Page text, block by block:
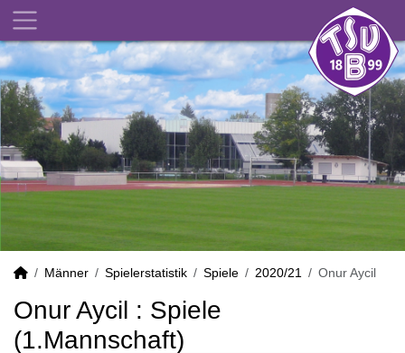
Männer Spielerstatistik Spiele 2020/21 Onur Aycil
Onur Aycil : Spiele
(1.Mannschaft)